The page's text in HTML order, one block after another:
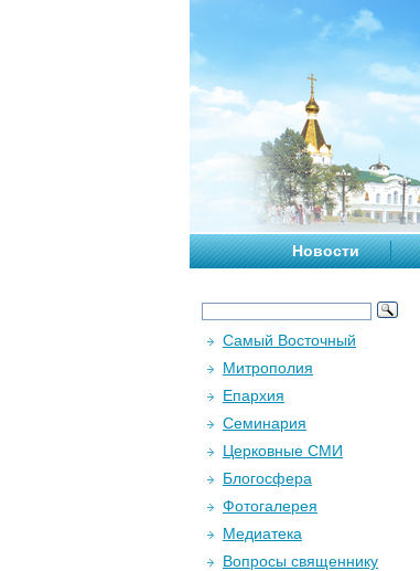
Новости
Самый Восточный
Митрополия
Епархия
Семинария
Церковные СМИ
Блогосфера
Фотогалерея
Медиатека
Вопросы священнику